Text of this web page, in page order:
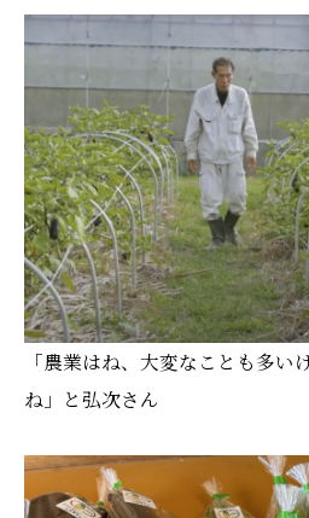
「農業はね、大変なことも多い
ね」と弘次さん